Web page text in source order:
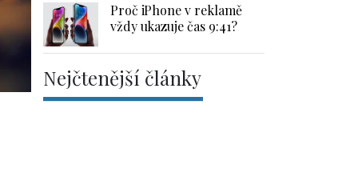
Proč iPhone v reklamě
vždy ukazuje čas 9:41?
Nejčtenější články